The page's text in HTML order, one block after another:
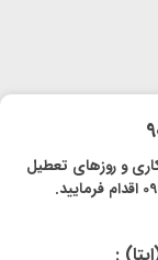
و روزهای تعطیل